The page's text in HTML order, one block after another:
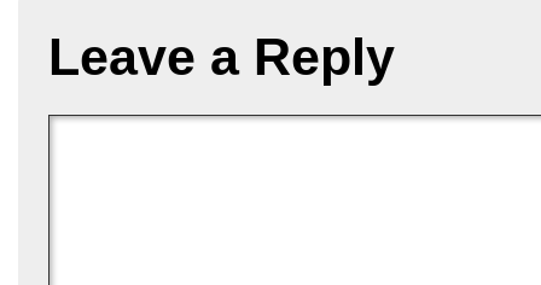
o
k
Leave a Reply